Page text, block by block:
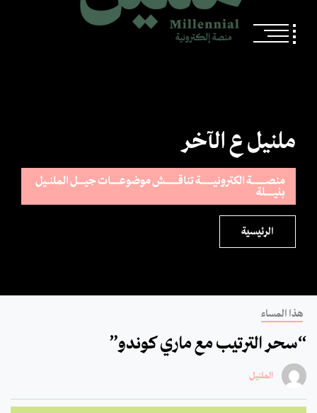
ملنيل ع الآخر
منصــــــــــة الكترونيـــــــــة تناقـــــــــش موضوعــــــات جيـــــل الملنــيل
بنيــــــلة
الرئيسية
هذا المساء
“سحر الترتيب مع ماري كوندو”
الملنيل